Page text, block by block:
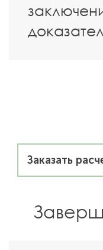
Заказать